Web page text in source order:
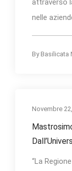
attraverso
nelle
By Basilicata
Novembre
“La